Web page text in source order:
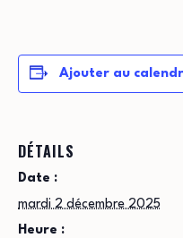
Ajouter au
DÉTAILS
Date :
mardi 2 décembre 2025
Heure :